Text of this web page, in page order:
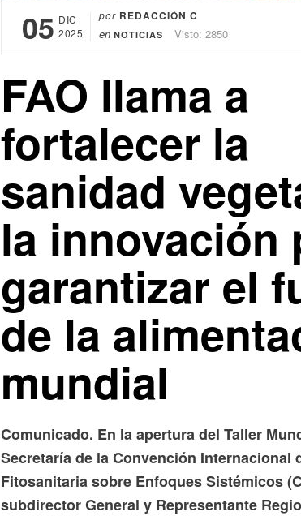
05 DIC
2025
por REDACCIÓN C
en NOTICIAS Visto: 2850
FAO llama a
fortalecer la
sanidad
la innovación
garantizar el
de la
mundial
Comunicado. En la apertura del Taller
Secretaría de la Convención Internacional
Fitosanitaria sobre Enfoques Sistémicos
subdirector General y Representante